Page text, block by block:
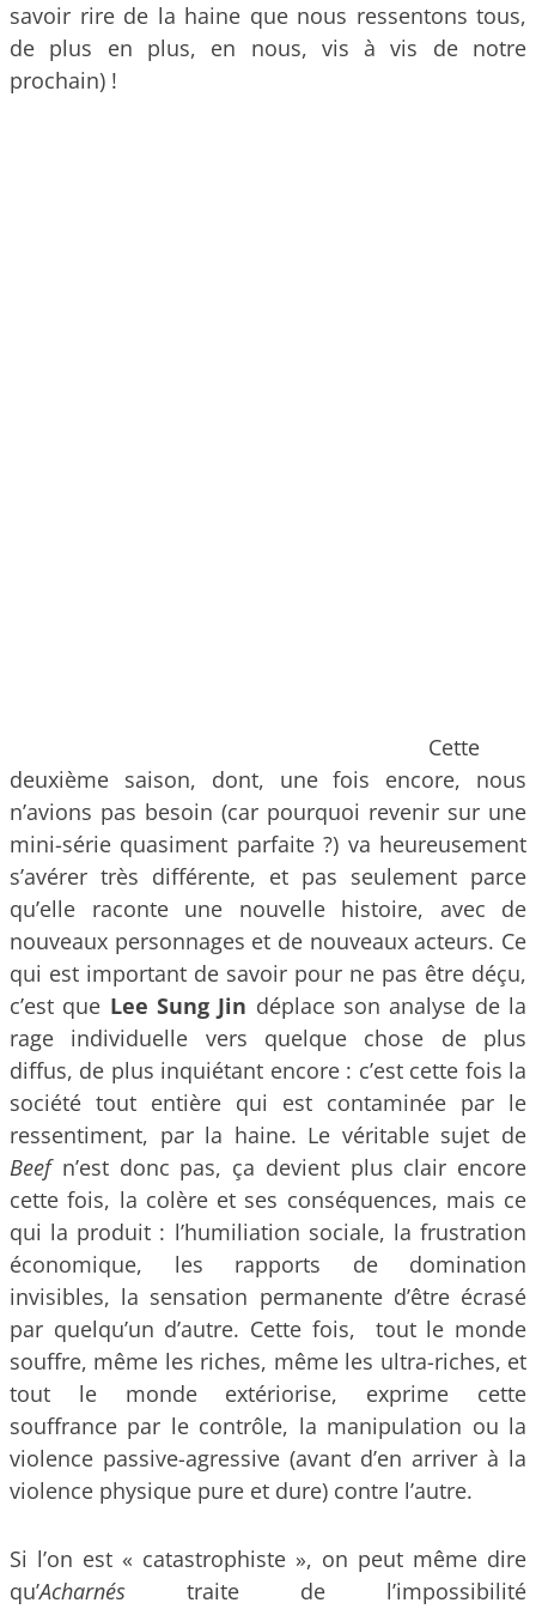
savoir rire de la haine que nous ressentons tous,
de plus en plus, en nous, vis à vis de notre
prochain) !
Cette
deuxième saison, dont, une fois encore, nous
n’avions pas besoin (car pourquoi revenir sur une
mini-série quasiment parfaite ?) va heureusement
s’avérer très différente, et pas seulement parce
qu’elle raconte une nouvelle histoire, avec de
nouveaux personnages et de nouveaux acteurs. Ce
qui est important de savoir pour ne pas être déçu,
c’est que Lee Sung Jin déplace son analyse de la
rage individuelle vers quelque chose de plus
diffus, de plus inquiétant encore : c’est cette fois la
société tout entière qui est contaminée par le
ressentiment, par la haine. Le véritable sujet de
Beefn’est donc pas, ça devient plus clair encore
cette fois, la colère et ses conséquences, mais ce
qui la produit : l’humiliation sociale, la frustration
économique, les rapports de domination
invisibles, la sensation permanente d’être écrasé
par quelqu’un d’autre. Cette fois, tout le monde
souffre, même les riches, même les ultra-riches, et
tout le monde extériorise, exprime cette
souffrance par le contrôle, la manipulation ou la
violence passive-agressive (avant d’en arriver à la
violence physique pure et dure) contre l’autre.
Si l’on est « catastrophiste », on peut même dire
qu’Acharnés traite de l’impossibilité